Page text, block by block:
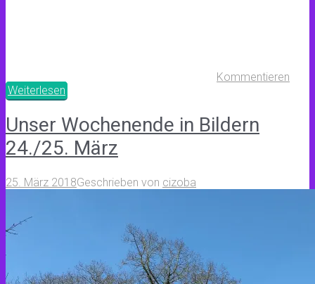
Kommentieren
Weiterlesen
Unser Wochenende in Bildern
24./25. März
25. März 2018Geschrieben von cizoba